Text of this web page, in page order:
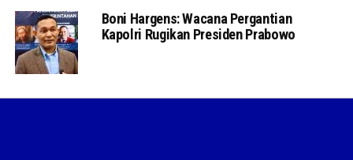
Boni Hargens: Wacana Pergantian
Kapolri Rugikan Presiden Prabowo